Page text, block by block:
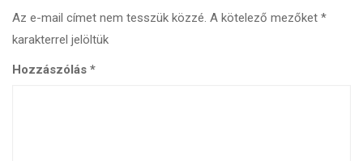
Az e-mail címet nem tesszük közzé. A kötelező mezőket *
karakterrel jelöltük
Hozzászólás *